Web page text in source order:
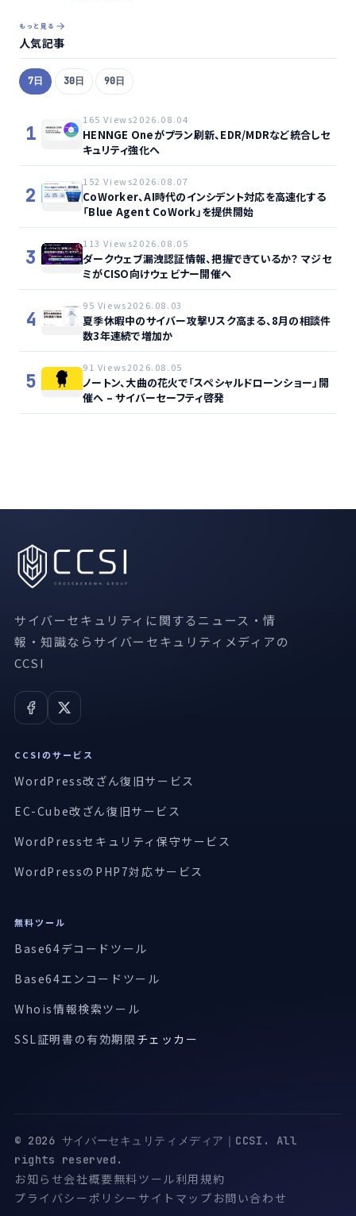
もっと見る
人気記事
7日 30日 90日
1
165 Views2026.08.04
HENNGE Oneがプラン刷新、EDR/MDRなど統合しセ
キュリティ強化へ
2
152 Views2026.08.07
CoWorker、AI時代のインシデント対応を高速化する
「Blue Agent CoWork」を提供開始
3
113 Views2026.08.05
ダークウェブ漏洩認証情報、把握できているか？ マジセ
ミがCISO向けウェビナー開催へ
4
95 Views2026.08.03
夏季休暇中のサイバー攻撃リスク高まる、8月の相談件
数3年連続で増加か
5
91 Views2026.08.05
ノートン、大曲の花火で「スペシャルドローンショー」開
催へ – サイバーセーフティ啓発
サイバーセキュリティに関するニュース・情
報・知識ならサイバーセキュリティメディアの
CCSI
CCSIのサービス
WordPress改ざん復旧サービス
EC-Cube改ざん復旧サービス
WordPressセキュリティ保守サービス
WordPressのPHP7対応サービス
無料ツール
Base64デコードツール
Base64エンコードツール
Whois情報検索ツール
SSL証明書の有効期限 チェッカー
© 2026 サイバーセキュリティメディア｜CCSI. All
rights reserved.
お知らせ会社概要無料ツール利用規約
プライバシーポリシー サイトマップ お問い合わせ